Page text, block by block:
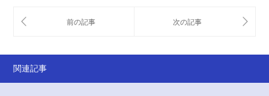
関連記事